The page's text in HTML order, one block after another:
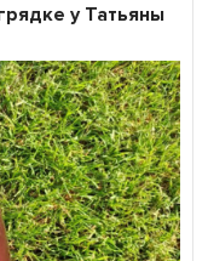
у Татьяны